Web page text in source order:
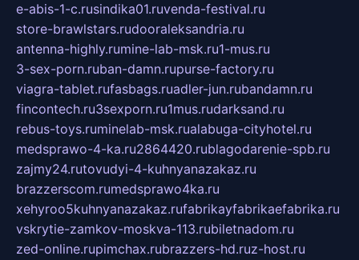
e-abis-1-c.rusindika01.ruvenda-festival.ru
store-brawlstars.rudooraleksandria.ru
antenna-highly.rumine-lab-msk.ru1-mus.ru
3-sex-porn.ruban-damn.rupurse-factory.ru
viagra-tablet.rufasbags.ruadler-jun.rubandamn.ru
fincontech.ru3sexporn.ru1mus.rudarksand.ru
rebus-toys.ruminelab-msk.rualabuga-cityhotel.ru
medsprawo-4-ka.ru2864420.rublagodarenie-spb.ru
zajmy24.rutovudyi-4-kuhnyanazakaz.ru
brazzerscom.rumedsprawo4ka.ru
xehyroo5kuhnyanazakaz.rufabrikayfabrikaefabrika.ru
vskrytie-zamkov-moskva-113.rubiletnadom.ru
zed-online.rupimchax.rubrazzers-hd.ruz-host.ru